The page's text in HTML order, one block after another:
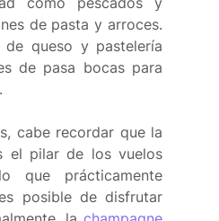
de pasta y arroces.
de queso y pastelería
de pasa bocas para
cabe recordar que la
el pilar de los vuelos
que prácticamente
posible de disfrutar